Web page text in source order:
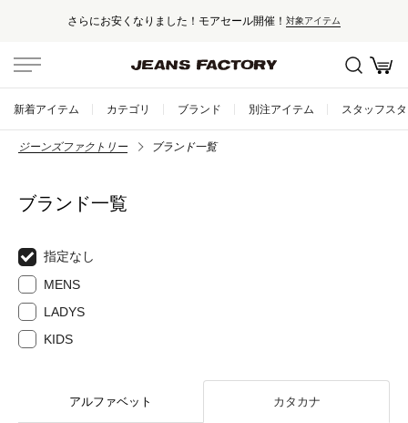
さらにお安くなりました！モアセール開催！ 対象アイテム
新着アイテム カテゴリ ブランド 別注アイテム スタッフス
ジーンズファクトリー ブランド一覧
ブランド一覧
指定なし
MENS
LADYS
KIDS
アルファベット カタカナ